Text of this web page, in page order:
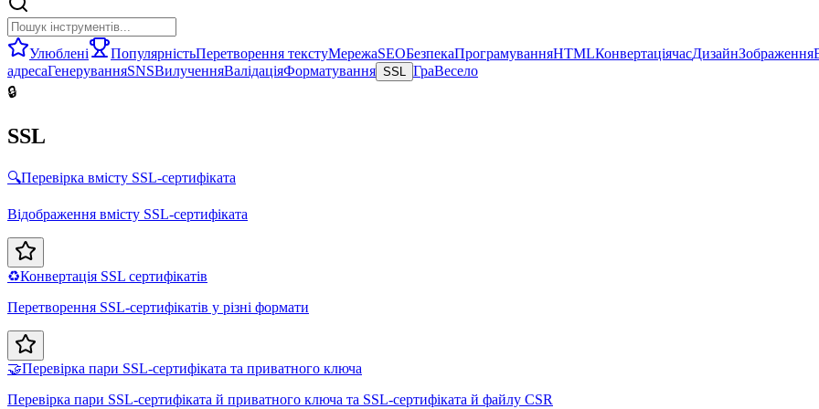
Улюблені ПопулярністьПеретворення текстуМережаSEOБезпекаПрограмуванняHTMLКонвертаціячасДизайнЗображення
адресаГенеруванняSNSВилученняВалідаціяФорматування SSL ГраВесело
🔒
SSL
🔍Перевірка вмісту SSL-сертифіката
Відображення вмісту SSL-сертифіката
♻️Конвертація SSL сертифікатів
Перетворення SSL-сертифікатів у різні формати
🤝Перевірка пари SSL-сертифіката та приватного ключа
Перевірка пари SSL-сертифіката й приватного ключа та SSL-сертифіката й файлу CSR